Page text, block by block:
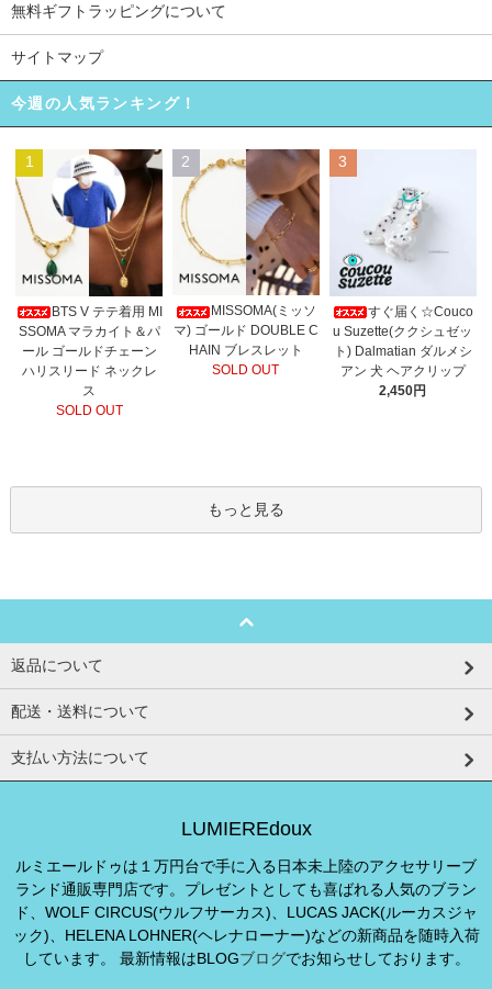
無料ギフトラッピングについて
サイトマップ
今週の人気ランキング！
1
BTS V テテ着用 MI
SSOMA マラカイト＆パ
ール ゴールドチェーン
ハリスリード ネックレ
ス
SOLD OUT
2
MISSOMA(ミッソ
マ) ゴールド DOUBLE C
HAIN ブレスレット
SOLD OUT
3
すぐ届く☆Couco
u Suzette(ククシュゼッ
ト) Dalmatian ダルメシ
アン 犬 ヘアクリップ
2,450円
もっと見る
返品について
配送・送料について
支払い方法について
LUMIEREdoux
ルミエールドゥは１万円台で手に入る日本未上陸のアクセサリーブ
ランド通販専門店です。プレゼントとしても喜ばれる人気のブラン
ド、WOLF CIRCUS(ウルフサーカス)、LUCAS JACK(ルーカスジャ
ック)、HELENA LOHNER(ヘレナローナー)などの新商品を随時入荷
しています。 最新情報はBLOGブログでお知らせしております。